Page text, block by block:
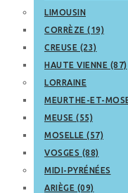
LIMOUSIN
CORRÈZE (19)
CREUSE (23)
HAUTE VIENNE (87)
LORRAINE
MEURTHE-ET-
MEUSE (55)
MOSELLE (57)
VOSGES (88)
MIDI-PYRÉNÉES
ARIÈGE (09)